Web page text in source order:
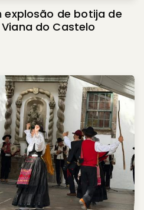
de botija de
do Castelo